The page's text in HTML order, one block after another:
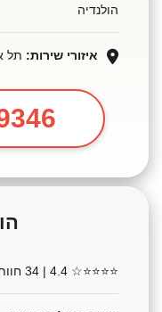
הולנדיה
איזורי שירות: תל
⭐⭐⭐⭐☆ 4.4 | 34 חוות דעת